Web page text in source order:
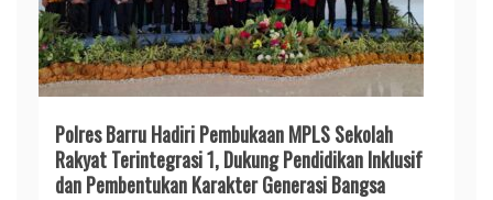
Polres Barru Hadiri Pembukaan MPLS Sekolah
Rakyat Terintegrasi 1, Dukung Pendidikan Inklusif
dan Pembentukan Karakter Generasi Bangsa